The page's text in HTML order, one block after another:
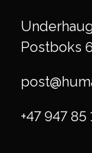
Postboks
+47 947 85